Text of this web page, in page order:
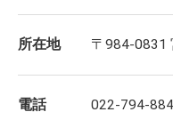
所在地 〒984-0831
電話 022-794-